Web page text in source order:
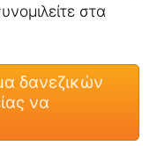
στα
δανεζικών
να